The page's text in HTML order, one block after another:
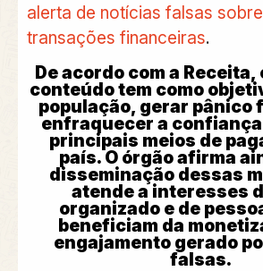
alerta de notícias falsas
transações financeiras.
De acordo com a
conteúdo tem como
população, gerar pânico
enfraquecer a confiança
principais meios de
país. O órgão afirma
disseminação dessas
atende a interesses
organizado e de
beneficiam da
engajamento gerado
falsas.